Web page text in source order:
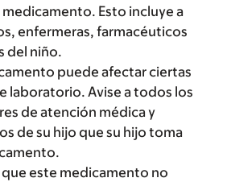
Esto incluye a
enfermeras, farmacéuticos
del niño.
puede afectar ciertas
laboratorio. Avise a todos los
de atención médica y
de su hijo que su hijo toma
que este medicamento no